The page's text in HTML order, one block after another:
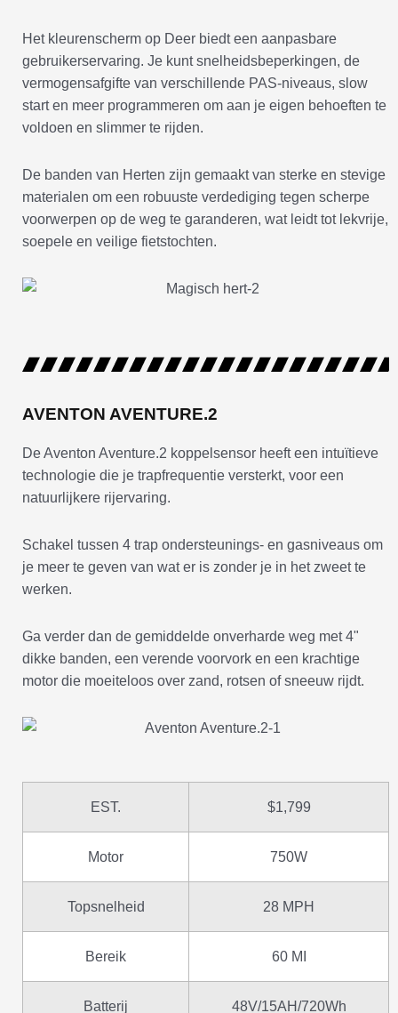
Het kleurenscherm op Deer biedt een aanpasbare
gebruikerservaring. Je kunt snelheidsbeperkingen, de
vermogensafgifte van verschillende PAS-niveaus, slow
start en meer programmeren om aan je eigen behoeften te
voldoen en slimmer te rijden.
De banden van Herten zijn gemaakt van sterke en stevige
materialen om een robuuste verdediging tegen scherpe
voorwerpen op de weg te garanderen, wat leidt tot lekvrije,
soepele en veilige fietstochten.
AVENTON AVENTURE.2
De Aventon Aventure.2 koppelsensor heeft een intuïtieve
technologie die je trapfrequentie versterkt, voor een
natuurlijkere rijervaring.
Schakel tussen 4 trap ondersteunings- en gasniveaus om
je meer te geven van wat er is zonder je in het zweet te
werken.
Ga verder dan de gemiddelde onverharde weg met 4"
dikke banden, een verende voorvork en een krachtige
motor die moeiteloos over zand, rotsen of sneeuw rijdt.
EST. $1,799
Motor 750W
Topsnelheid 28 MPH
Bereik 60 MI
Batterij 48V/15AH/720Wh